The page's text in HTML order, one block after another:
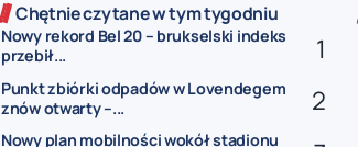
Chętnie czytane w tym tygodniu
Nowy rekord Bel 20 – brukselski indeks
przebił...
Punkt zbiórki odpadów w Lovendegem
znów otwarty –...
Nowy plan mobilności wokół stadionu